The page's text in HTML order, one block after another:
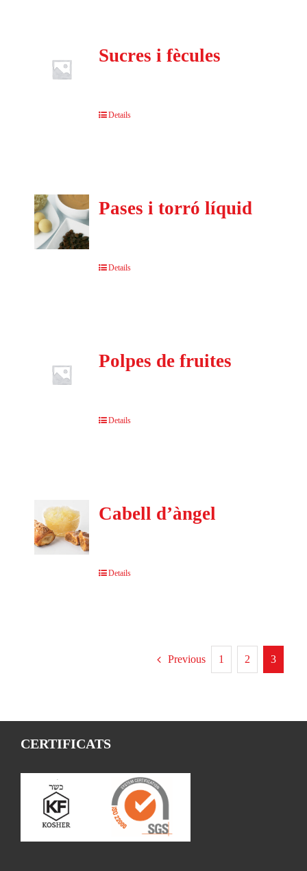
Sucres i fècules
Details
Pases i torró líquid
Details
Polpes de fruites
Details
Cabell d’àngel
Details
Previous 1 2 3
CERTIFICATS